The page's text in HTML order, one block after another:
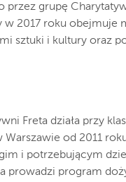
przez grupę
w 2017 roku obejmuje
sztuki i kultury oraz
Freta działa przy
od 2011
i potrzebującym
prowadzi program